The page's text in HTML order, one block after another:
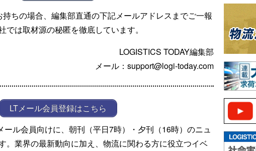
ちの場合、編集部直通の下記メールアドレスまでご一報
では取材源の秘匿を徹底しています。
LOGISTICS TODAY編集部
メール：support@logi-today.com
LTメール会員登録はこちら
ール会員向けに、朝刊（平日7時）・夕刊（16時）のニュ
。業界の最新動向に加え、物流に関わる方に役立つイベ